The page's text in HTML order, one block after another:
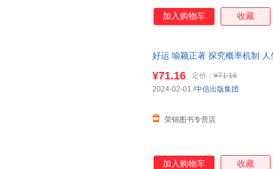
加入购物车 收藏
好运 喻颖正著 探究概率机制
票】
¥71.16 定价： ¥71.16
荣锦图书专营店
2024-02-01 /中信出版集团
加入购物车 收藏